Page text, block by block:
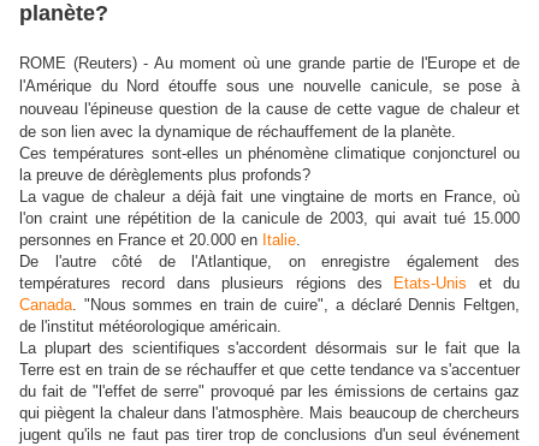
planète?
ROME (Reuters) - Au moment où une grande partie de l'Europe et de
l'Amérique du Nord étouffe sous une nouvelle canicule, se pose à
nouveau l'épineuse question de la cause de cette vague de chaleur et
de son lien avec la dynamique de réchauffement de la planète.
Ces températures sont-elles un phénomène climatique conjoncturel ou
la preuve de dérèglements plus profonds?
La vague de chaleur a déjà fait une vingtaine de morts en France, où
l'on craint une répétition de la canicule de 2003, qui avait tué 15.000
personnes en France et 20.000 en Italie.
De l'autre côté de l'Atlantique, on enregistre également des
températures record dans plusieurs régions des
Etats-Unis et du
Canada. "Nous sommes en train de cuire", a déclaré Dennis Feltgen,
de l'institut météorologique américain.
La plupart des scientifiques s'accordent désormais sur le fait que la
Terre est en train de se réchauffer et que cette tendance va s'accentuer
du fait de "l'effet de serre" provoqué par les émissions de certains gaz
qui piègent la chaleur dans l'atmosphère. Mais beaucoup de chercheurs
jugent qu'ils ne faut pas tirer trop de conclusions d'un seul événement